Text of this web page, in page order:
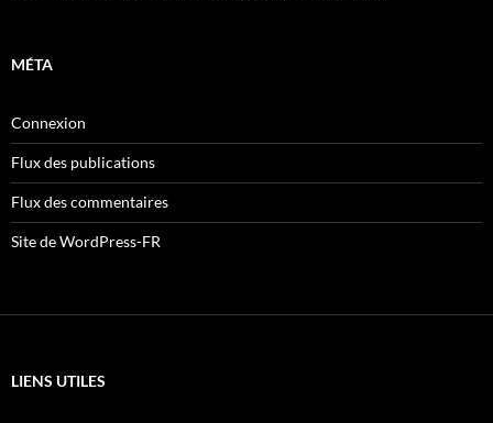
MÉTA
Connexion
Flux des publications
Flux des commentaires
Site de WordPress-FR
LIENS UTILES